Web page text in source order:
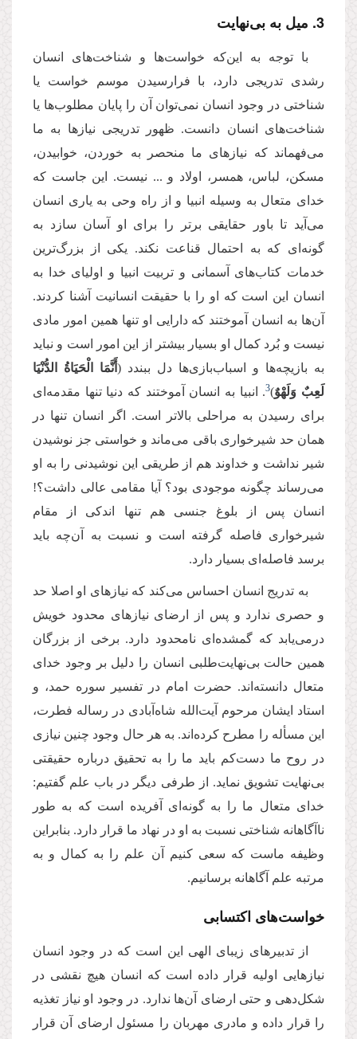
3. میل به بی‌نهایت
با توجه به این‌که خواست‌ها و شناخت‌های انسان
رشدی تدریجی دارد، با فرارسیدن موسم خواست یا
شناختی در وجود انسان نمی‌توان آن را پایان مطلوب‌ها یا
شناخت‌های انسان دانست. ظهور تدریجی نیازها به ما
می‌فهماند که نیازهای ما منحصر به خوردن، خوابیدن،
مسکن، لباس، همسر، اولاد و ... نیست. این جاست که
خدای متعال به وسیله انبیا و از راه وحی به یاری انسان
می‌آید تا باور حقایقی برتر را برای او آسان سازد به
گونه‌ای که به احتمال قناعت نکند. یکی از بزر‌گ‌ترین
خدمات کتاب‌های آسمانی و تربیت انبیا و اولیای خدا به
انسان این است که او را با حقیقت انسانیت آشنا کردند.
آن‌ها به انسان آموختند که دارایی او تنها همین امور مادی
نیست و بُرد کمال او بسیار بیشتر از این امور است و نباید
به بازیچه‌ها و اسباب‌بازی‌ها دل ببندد (أَنَّمَا الْحَیَاةُ الدُّنْیَا
لَعِبٌ وَلَهْوٌ)
3. انبیا به انسان آموختند که دنیا تنها مقدمه‌ای
برای رسیدن به مراحلی بالاتر است. اگر انسان تنها در
همان حد شیرخواری باقی می‌ماند و خواستی جز نوشیدن
شیر نداشت و خداوند هم از طریقی این نوشیدنی را به او
می‌رساند چگونه موجودی بود؟ آیا مقامی عالی داشت؟!
انسان پس از بلوغ جنسی هم تنها اندکی از مقام
شیرخواری فاصله گرفته است و نسبت به آن‌چه باید
برسد فاصله‌ای بسیار دارد.
به تدریج انسان احساس می‌کند که نیازهای او اصلا حد
و حصری ندارد و پس از ارضای نیازهای محدود خویش
درمی‌یابد که گمشده‌ای نامحدود دارد. برخی از بزرگان
همین حالت بی‌نهایت‌طلبی انسان را دلیل بر وجود خدای
متعال دانسته‌اند. حضرت امام در تفسیر سوره حمد، و
استاد ایشان مرحوم آیت‌الله شاه‌آبادی در رساله فطرت،
این مسأله را مطرح کرده‌اند. به هر حال وجود چنین نیازی
در روح ما دست‌کم باید ما را به تحقیق درباره حقیقتی
بی‌نهایت تشویق نماید. از طرفی دیگر در باب علم گفتیم:
خدای متعال ما را به گونه‌ای آفریده است که به طور
ناآگاهانه شناختی نسبت به او در نهاد ما قرار دارد. بنابراین
وظیفه ماست که سعی کنیم آن علم را به کمال و به
مرتبه علم آگاهانه برسانیم.
خواست‌های اکتسابی
از تدبیر‌های زیبای الهی این است که در وجود انسان
نیازهایی اولیه قرار داده است که انسان هیچ نقشی در
شکل‌دهی و حتی ارضای آن‌ها ندارد. در وجود او نیاز تغذیه
را قرار داده و مادری مهربان را مسئول ارضای آن قرار